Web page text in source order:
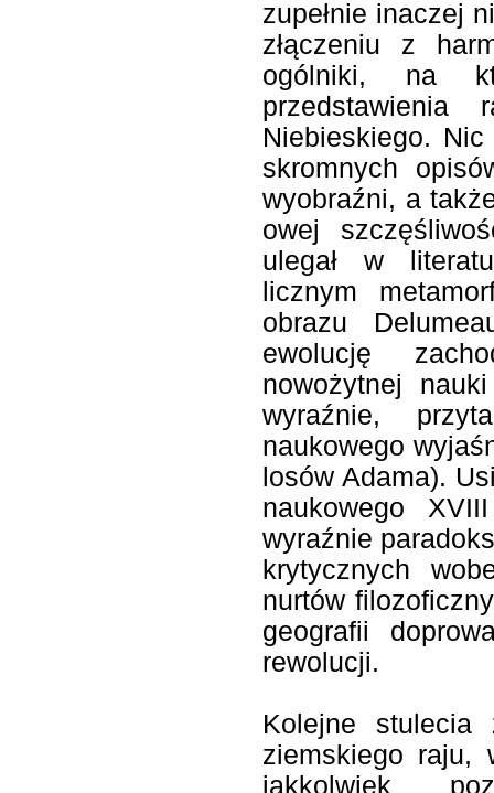
zupełnie inaczej
złączeniu z
ogólniki, na
przedstawienia
Niebieskiego.
skromnych
wyobraźni, a
owej
ulegał w
licznym
obrazu
ewolucję
nowożytnej
wyraźnie,
naukowego
losów Adama).
naukowego
wyraźnie
krytycznych
nurtów
geografii
rewolucji.
Kolejne stulecia
ziemskiego raju,
jakkolwiek